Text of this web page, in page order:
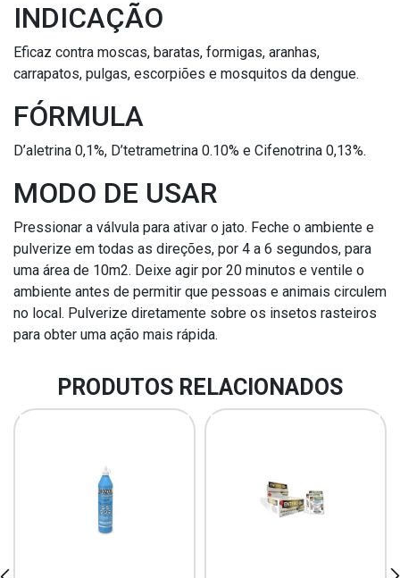
INDICAÇÃO
Eficaz contra moscas, baratas, formigas, aranhas,
carrapatos, pulgas, escorpiões e mosquitos da dengue.
FÓRMULA
D’aletrina 0,1%, D’tetrametrina 0.10% e Cifenotrina 0,13%.
MODO DE USAR
Pressionar a válvula para ativar o jato. Feche o ambiente e
pulverize em todas as direções, por 4 a 6 segundos, para
uma área de 10m2. Deixe agir por 20 minutos e ventile o
ambiente antes de permitir que pessoas e animais circulem
no local. Pulverize diretamente sobre os insetos rasteiros
para obter uma ação mais rápida.
PRODUTOS RELACIONADOS